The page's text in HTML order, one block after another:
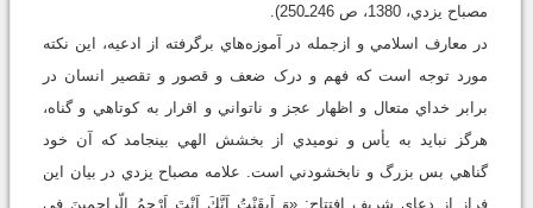
مصباح يزدي، 1380، ص 246ـ250).
در معارف اسلامي و ازجمله در آموزه‌هاي برگرفته از ادعيه، اين نکته
مورد توجه است که فهم و درک ضعف و قصور و تقصير انسان در
برابر خداي متعال و اظهار عجز و ناتواني و اقرار به کوتاهي و گناه،
هرگز نبايد به يأس و نوميدي از بخشش الهي بینجامد که آن خود
گناهي بس بزرگ و نابخشودني است. علامه مصباح يزدي در بيان اين
فراز از دعاي شريف افتتاح: «وَ اَيقَنْتُ اَنَّكَ اَنْتَ اَرْحمُ الّراحمينَ في